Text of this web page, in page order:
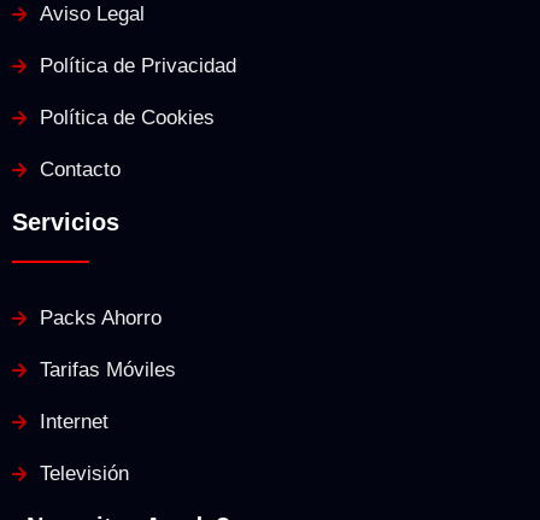
Aviso Legal
Política de Privacidad
Política de Cookies
Contacto
Servicios
Packs Ahorro
Tarifas Móviles
Internet
Televisión